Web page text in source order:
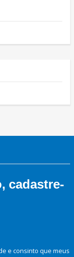
cadastre-
e consinto que meus